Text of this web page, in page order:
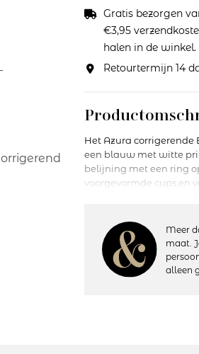
Gratis bezorgen
€3,95
halen in de winkel.
Retourtermijn 14
Het Azura corrigerende
een blauw met witte
belijning met een ring
voorgevormde cups en
Details:
– Voorgevormd
– Geen beugel
– Licht corrigerend
Meer
maat.
alleen